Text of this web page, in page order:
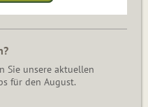
Sie unsere aktuellen
für den August.